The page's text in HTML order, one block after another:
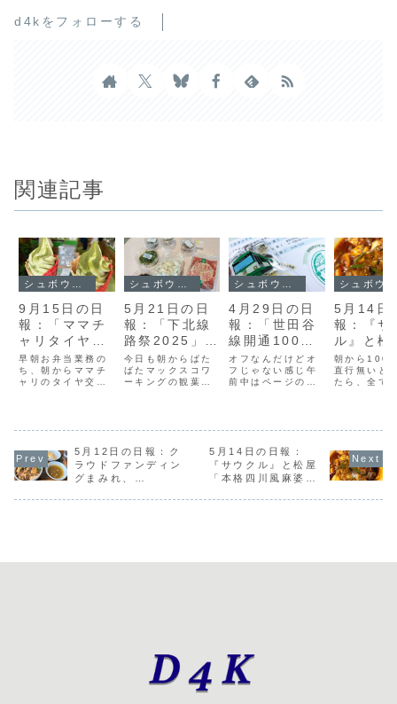
d4kをフォローする
関連記事
9月15日の日
報：「ママチ
ャリタイヤ交
換」とシモキ
チャカレッジ
「緑茶ソフト
早朝お弁当業務の
ち、朝からママチ
ャリのタイヤ交換
ので面倒かと思っ
は全てセンターで
車輪には無関係
が、久々のタイヤ
交換、しかもリア
でメッチャ手こず
5月21日の日
報：「下北線
路祭2025」と
「青森産直」
今日も朝からばた
ばたマックスコワ
ーキングの観葉植
のキノコだとかそ
ラウドファンディ
ング案件がらみと
ールは決まったよ
うな気がするなん
4月29日の日
報：「世田谷
線開通100周
年記念イベン
ト」と「推し
活の付き添
オフなんだけどオ
フじゃない感じ午
前中はページの細
なぁお昼からまず
谷線開通100周年
記念のキックオフ
スタンプラリーを
巡りますしもたか
ステーションでス
5月14日
報：『サ
ル』と松
「本格四
麻婆豆腐
朝から100
直行無いと
たら、全て
いて再び下
ツ、医療モ
情報が明ら
ったので追
バル2025
5月12日の日報：ク
ラウドファンディン
グまみれ、
5月14日の日報：
『サウクル』と松屋
「本格四川風麻婆豆